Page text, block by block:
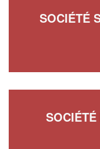
SOCIÉTÉ